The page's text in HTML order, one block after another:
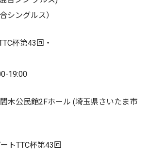
シングルス）
杯第43回・
19:00
木公民館2Fホール (埼玉県さいたま市
トTTC杯第43回